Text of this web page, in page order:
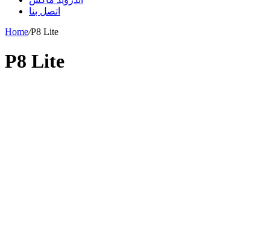
اتصل بنا
Home/P8 Lite
P8 Lite